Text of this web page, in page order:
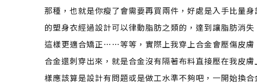
那種，也就是你瘦了會需要再買兩件，好處是入手比量
的塑身衣經過設計可以律動脂肪之類的，達到讓脂肪消
這樣更適合矯正……等等，實際上我穿上合金會壓傷皮
合金還刺穿出來，就是合金沒有隔著布料直接壓在我皮
樣應該算是設計有問題或是做工水準不夠吧，一開始換